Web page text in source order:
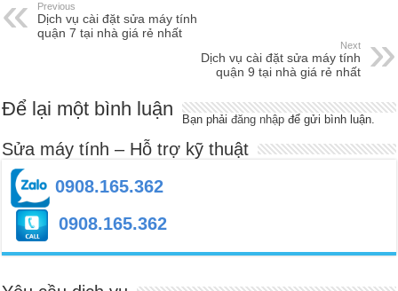
Previous
Dịch vụ cài đặt sửa máy tính
quận 7 tại nhà giá rẻ nhất
Next
Dịch vụ cài đặt sửa máy tính
quận 9 tại nhà giá rẻ nhất
Để lại một bình luận Bạn phảiđăng nhập để gửi bình luận.
Sửa máy tính – Hỗ trợ kỹ thuật
0908.165.362
0908.165.362